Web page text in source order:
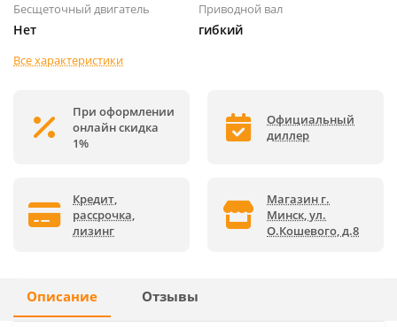
Бесщеточный двигатель
Нет
Приводной вал
гибкий
Все характеристики
При оформлении
онлайн скидка
1%
Официальный
диллер
Кредит,
рассрочка,
лизинг
Магазин г.
Минск, ул.
О.Кошевого, д.8
Описание Отзывы